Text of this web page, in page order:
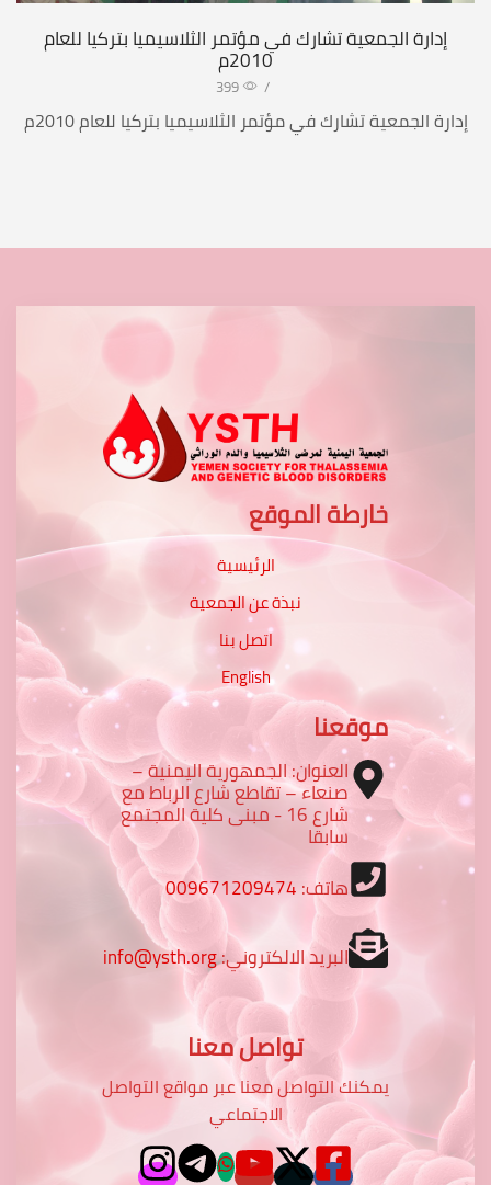
إدارة الجمعية تشارك في مؤتمر الثلاسيميا بتركيا للعام
2010م
/
399
إدارة الجمعية تشارك في مؤتمر الثلاسيميا بتركيا للعام 2010م
خارطة الموقع
الرئيسية
نبذة عن الجمعية
اتصل بنا
English
موقعنا
العنوان: الجمهورية اليمنية –
صنعاء – تقاطع شارع الرباط مع
شارع 16 - مبنى كلية المجتمع
سابقا
هاتف:009671209474
البريد الالكتروني:info@ysth.org
تواصل معنا
يمكنك التواصل معنا عبر مواقع التواصل
الاجتماعي